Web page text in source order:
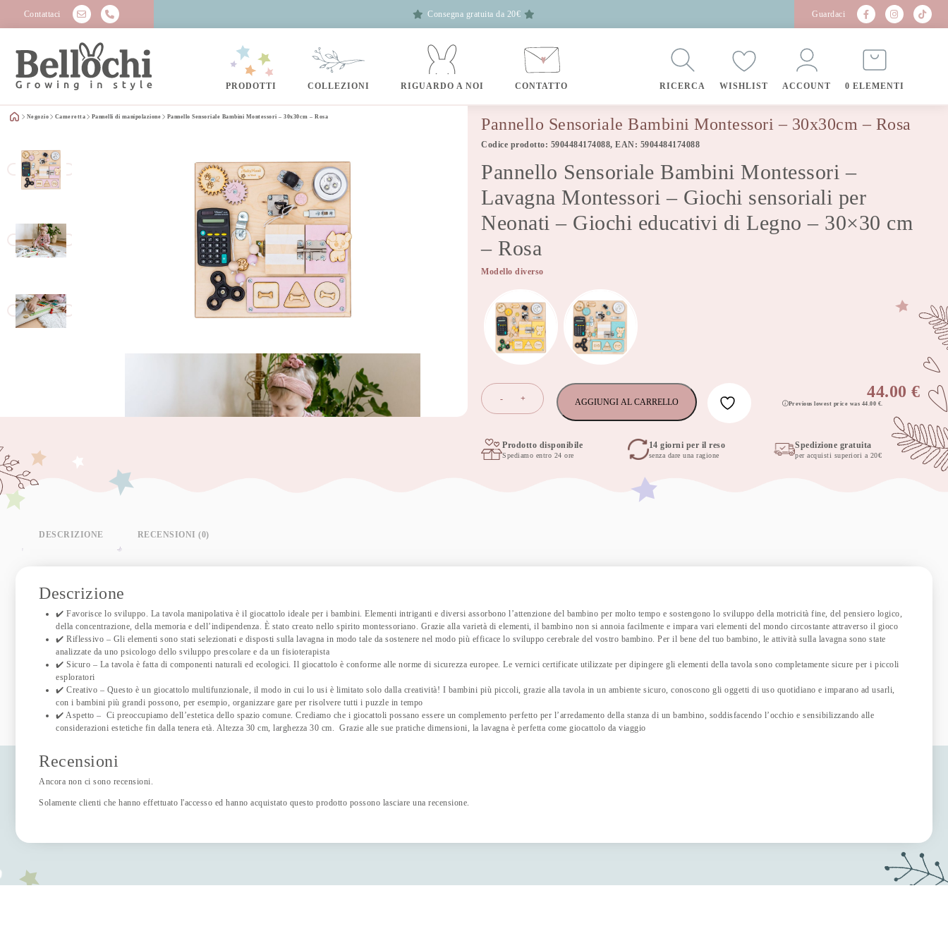
Contattaci Consegna gratuita da 20€ Guardaci
PRODOTTI COLLEZIONI RIGUARDO A NOI CONTATTO RICERCA WISHLIST ACCOUNT 0 ELEMENTI
Negozio Cameretta Pannelli di manipolazione Pannello Sensoriale Bambini Montessori – 30x30cm – Rosa Pannello Sensoriale Bambini Montessori – 30x30cm – Rosa
Codice prodotto: 5904484174088, EAN: 5904484174088
Pannello Sensoriale Bambini Montessori –
Lavagna Montessori – Giochi sensoriali per
Neonati – Giochi educativi di Legno – 30×30 cm
– Rosa
Modello diverso
-
Pannello
Sensoriale
-
30x30cm
+ AGGIUNGI AL CARRELLO
44.00€
Previous lowest price was 44.00 €.
Prodotto disponibile
Spediamo entro 24 ore
14 giorni per il reso
senza dare una ragione
Spedizione gratuita
per acquisti superiori a 20€
DESCRIZIONE RECENSIONI (0)
Descrizione
✔️ Favorisce lo sviluppo. La tavola manipolativa è il giocattolo ideale per i bambini. Elementi intriganti e diversi assorbono l’attenzione del bambino per molto tempo e sostengono lo sviluppo della motricità fine, del pensiero logico,
della concentrazione, della memoria e dell’indipendenza. È stato creato nello spirito montessoriano. Grazie alla varietà di elementi, il bambino non si annoia facilmente e impara vari elementi del mondo circostante attraverso il gioco
✔️ Riflessivo – Gli elementi sono stati selezionati e disposti sulla lavagna in modo tale da sostenere nel modo più efficace lo sviluppo cerebrale del vostro bambino. Per il bene del tuo bambino, le attività sulla lavagna sono state
analizzate da uno psicologo dello sviluppo prescolare e da un fisioterapista
✔️ Sicuro – La tavola è fatta di componenti naturali ed ecologici. Il giocattolo è conforme alle norme di sicurezza europee. Le vernici certificate utilizzate per dipingere gli elementi della tavola sono completamente sicure per i piccoli
esploratori
✔️ Creativo – Questo è un giocattolo multifunzionale, il modo in cui lo usi è limitato solo dalla creatività! I bambini più piccoli, grazie alla tavola in un ambiente sicuro, conoscono gli oggetti di uso quotidiano e imparano ad usarli,
con i bambini più grandi possono, per esempio, organizzare gare per risolvere tutti i puzzle in tempo
✔️ Aspetto – Ci preoccupiamo dell’estetica dello spazio comune. Crediamo che i giocattoli possano essere un complemento perfetto per l’arredamento della stanza di un bambino, soddisfacendo l’occhio e sensibilizzando alle
considerazioni estetiche fin dalla tenera età. Altezza 30 cm, larghezza 30 cm. Grazie alle sue pratiche dimensioni, la lavagna è perfetta come giocattolo da viaggio
Recensioni
Ancora non ci sono recensioni.
Solamente clienti che hanno effettuato l'accesso ed hanno acquistato questo prodotto possono lasciare una recensione.